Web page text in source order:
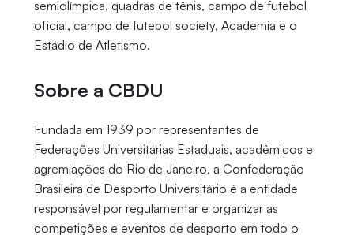
semiolímpica, quadras de tênis, campo de futebol
oficial, campo de futebol society, Academia e o
Estádio de Atletismo.
Sobre a CBDU
Fundada em 1939 por representantes de
Federações Universitárias Estaduais, acadêmicos e
agremiações do Rio de Janeiro, a Confederação
Brasileira de Desporto Universitário é a entidade
responsável por regulamentar e organizar as
competições e eventos de desporto em todo o